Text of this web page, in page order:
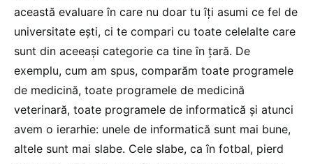
această evaluare în care nu doar tu îți asumi ce fel de
universitate ești, ci te compari cu toate celelalte care
sunt din aceeași categorie ca tine în țară. De
exemplu, cum am spus, comparăm toate programele
de medicină, toate programele de medicină
veterinară, toate programele de informatică și atunci
avem o ierarhie: unele de informatică sunt mai bune,
altele sunt mai slabe. Cele slabe, ca în fotbal, pierd